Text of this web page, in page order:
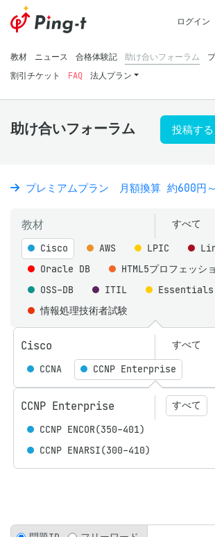
教材 ニュース 合格体験記 助け合いフォーラム
割引チケット
FAQ 法人プラン
ログイン
助け合いフォーラム 投稿する
プレミアムプラン 月額換算 約600円～
教材 すべて
Cisco AWS LPIC
Oracle DB
HTML5プロフェッシ
OSS-DB
ITIL
Essentials
情報処理技術者試験
Cisco すべて
CCNA CCNP Enterprise
CCNP Enterprise すべて
CCNP ENCOR(350-401)
CCNP ENARSI(300-410)